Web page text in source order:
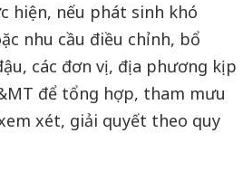
hiện, nếu phát sinh khó
nhu cầu điều chỉnh, bổ
các đơn vị, địa phương kịp
để tổng hợp, tham mưu
xét, giải quyết theo quy